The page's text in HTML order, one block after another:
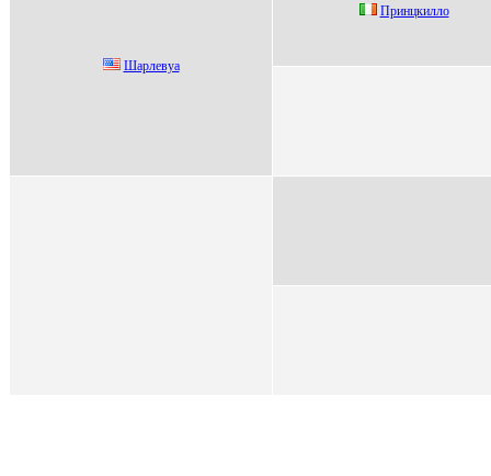
Шaрлeвуa
Принцкилло